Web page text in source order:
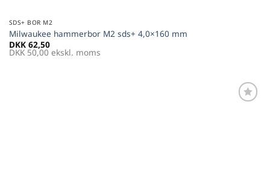
SDS+ BOR M2
Milwaukee hammerbor M2 sds+ 4,0×160 mm
DKK 62,50
DKK 50,00 ekskl. moms